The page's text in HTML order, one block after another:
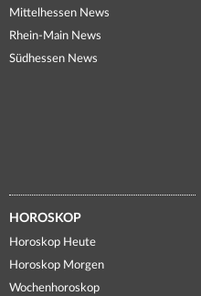
Mittelhessen News
Rhein-Main News
Südhessen News
HOROSKOP
Horoskop Heute
Horoskop Morgen
Wochenhoroskop